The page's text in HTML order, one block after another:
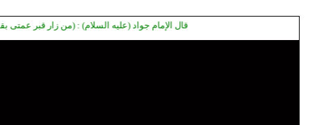
قال الإمام جواد (عليه السلام) : (من زار قبر عمتى بقم